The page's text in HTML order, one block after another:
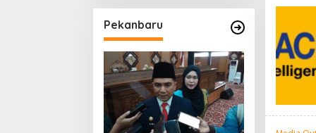
Pekanbaru